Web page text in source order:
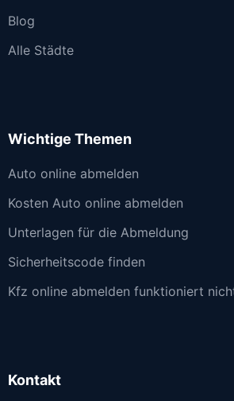
Blog
Alle Städte
Wichtige Themen
Auto online abmelden
Kosten Auto online abmelden
Unterlagen für die Abmeldung
Sicherheitscode finden
Kfz online abmelden funktioniert
Kontakt